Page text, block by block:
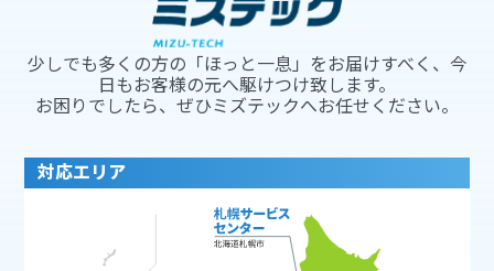
少しでも多くの方の「ほっと一息」をお届けすべく、今
日もお客様の元へ駆けつけ致します。
お困りでしたら、ぜひミズテックへお任せください。
対応エリア